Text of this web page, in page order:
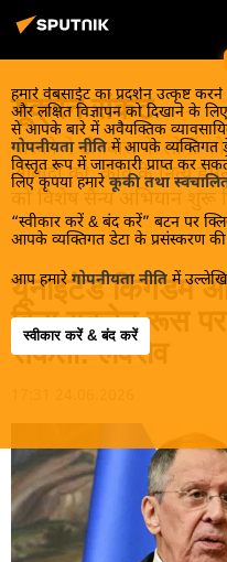
हमारे वेबसाईट का प्रदर्शन उत्कृष्ट
और लक्षित विज्ञापन को दिखाने के
से आपके बारे में अवैयक्तिक
गोपनीयता नीति में आपके व्यक्तिगत
विस्तृत रूप में जानकारी प्राप्त कर
लिए कृपया हमारे कूकी तथा
“स्वीकार करें & बंद करें” बटन पर
आपके व्यक्तिगत डेटा के प्रसंस्करण की
आप हमारे गोपनीयता नीति में
स्वीकार करें & बंद करें
यूक्रेन संकट
मास्को ने डोनबास के लोगों
आबादी को, कीव के नित्य
को विशेष सैन्य अभियान शुरू
यूनाइटेड किंगडम
बिना यूक्रेन रूस
सकता: लवरोव